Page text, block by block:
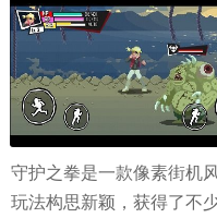
守护之拳是一款像素街机
玩法构思新颖，获得了不